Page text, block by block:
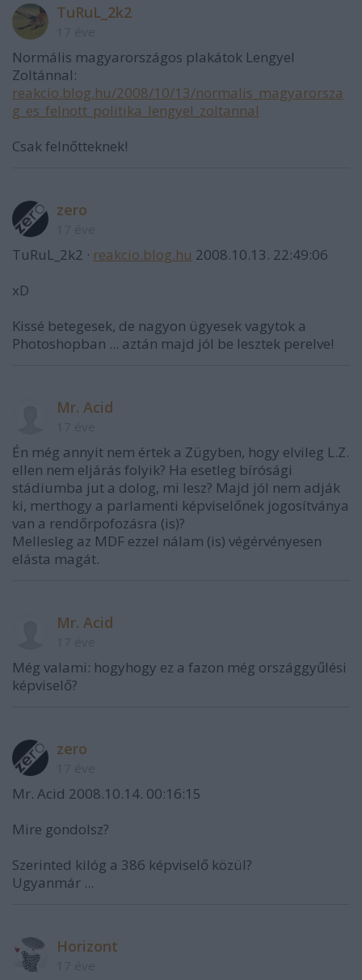
TuRuL_2k2
Normális magyarországos plakátok Lengyel
Zoltánnal:
reakcio.blog.hu/2008/10/13/normalis_magyarorsza
g_es_felnott_politika_lengyel_zoltannal
Csak felnőtteknek!
zero
TuRuL_2k2 · reakcio.blog.hu 2008.10.13. 22:49:06
xD
Kissé betegesek, de nagyon ügyesek vagytok a
Photoshopban ... aztán majd jól be lesztek perelve!
Mr. Acid
Én még annyit nem értek a Zügyben, hogy elvileg L.Z.
ellen nem eljárás folyik? Ha esetleg bírósági
stádiumba jut a dolog, mi lesz? Majd jól nem adják
ki, merthogy a parlamenti képviselőnek jogosítványa
van a rendőrpofozásra (is)?
Mellesleg az MDF ezzel nálam (is) végérvényesen
elásta magát.
Mr. Acid
Még valami: hogyhogy ez a fazon még országgyűlési
képviselő?
zero
Mr. Acid 2008.10.14. 00:16:15
Mire gondolsz?
Szerinted kilóg a 386 képviselő közül?
Ugyanmár ...
Horizont